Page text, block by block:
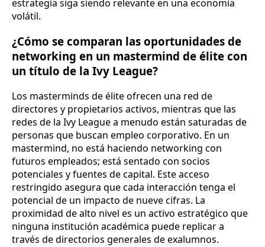
estrategia siga siendo relevante en una economía
volátil.
¿Cómo se comparan las oportunidades de
networking en un mastermind de élite con
un título de la Ivy League?
Los masterminds de élite ofrecen una red de
directores y propietarios activos, mientras que las
redes de la Ivy League a menudo están saturadas de
personas que buscan empleo corporativo. En un
mastermind, no está haciendo networking con
futuros empleados; está sentado con socios
potenciales y fuentes de capital. Este acceso
restringido asegura que cada interacción tenga el
potencial de un impacto de nueve cifras. La
proximidad de alto nivel es un activo estratégico que
ninguna institución académica puede replicar a
través de directorios generales de exalumnos.